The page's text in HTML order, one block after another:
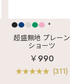
+
超盛無地 プレーン
ショーツ
￥990
(311)